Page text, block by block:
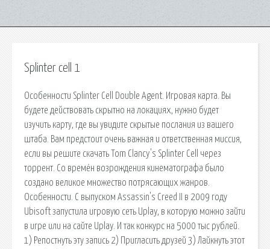
Splinter cell 1
Особенности Splinter Cell Double Agent. Игровая карта. Вы
будете действовать скрытно на локациях, нужно будет
изучить карту, где вы увидите скрытые послания из вашего
штаба. Вам предстоит очень важная и ответственная миссия,
если вы решите скачать Tom Clancy's Splinter Cell через
торрент. Со времён возрождения кинематографа было
создано великое множество потрясающих жанров.
Особенности. С выпуском Assassin's Creed II в 2009 году
Ubisoft запустила игровую сеть Uplay, в которую можно зайти
в игре или на сайте Uplay. И так конкурс на 5000 тыс рублей.
1) Репостнуть эту запись 2) Пригласить друзей 3) Лайкнуть этот